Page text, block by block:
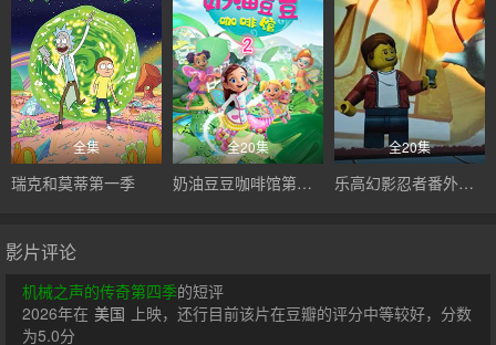
全集
瑞克和莫蒂第一季
全20集
奶油豆豆咖啡馆第二季
全20集
乐高幻影忍者番外篇：吴大师的茶铺
影片评论
机械之声的传奇第四季的短评
2026年在 美国 上映，还行目前该片在豆瓣的评分中等较好，分数
为5.0分